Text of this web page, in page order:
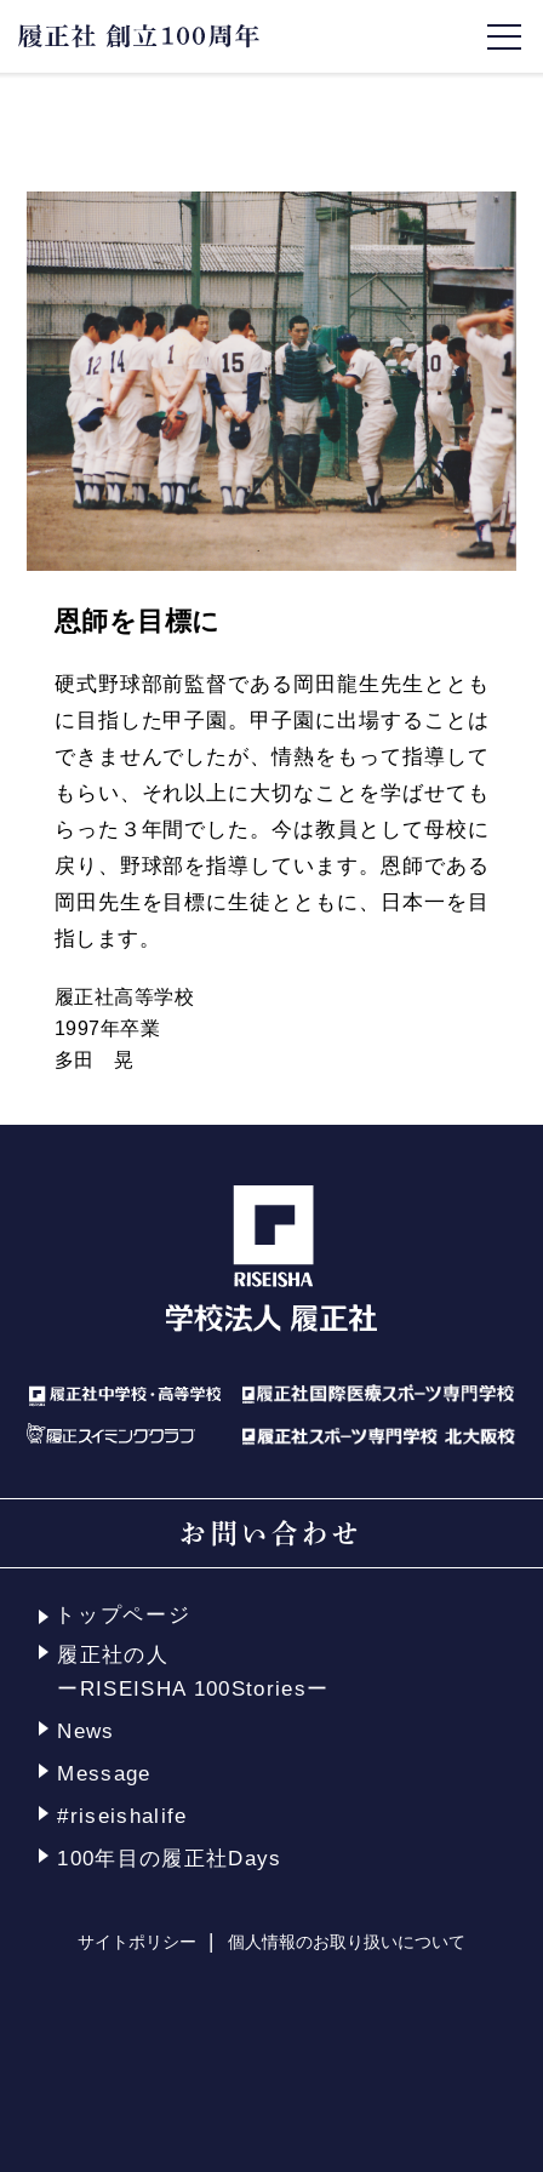
恩師を目標に
硬式野球部前監督である岡田龍生先生ととも
に目指した甲子園。甲子園に出場することは
できませんでしたが、情熱をもって指導して
もらい、それ以上に大切なことを学ばせても
らった３年間でした。今は教員として母校に
戻り、野球部を指導しています。恩師である
岡田先生を目標に生徒とともに、日本一を目
指します。
履正社高等学校
1997年卒業
多田 晃
お問い合わせ
トップページ
履正社の人
ーRISEISHA 100Storiesー
News
Message
#riseishalife
100年目の履正社Days
サイトポリシー 個人情報のお取り扱いについて